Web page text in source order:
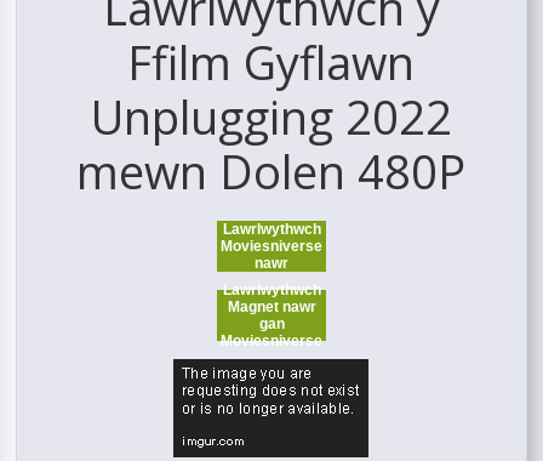
Ffilm Gyflawn
Unplugging 2022
mewn Dolen 480P
Lawrlwythwch
Moviesniverse
nawr
Lawrlwythwch
Magnet nawr
gan
Moviesniverse